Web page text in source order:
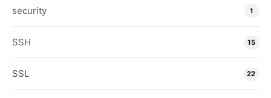
security 1
SSH 15
SSL 22